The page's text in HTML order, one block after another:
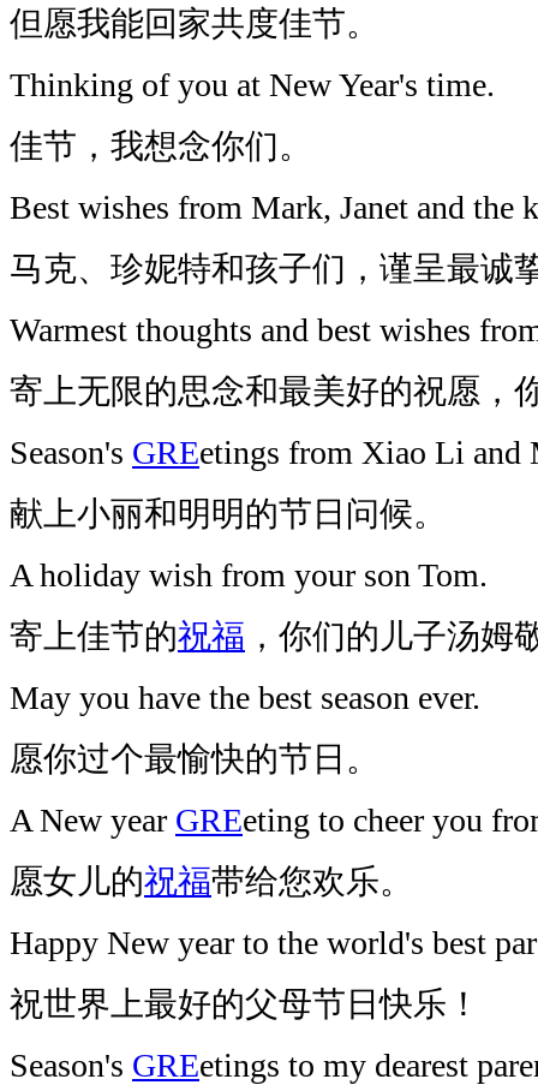
但愿我能回家共度佳节。
Thinking of you at New Year's time.
佳节，我想念你们。
Best wishes from Mark, Janet and the
马克、珍妮特和孩子们，谨呈最诚
Warmest thoughts and best wishes
寄上无限的思念和最美好的祝愿，
Season's GREetings from Xiao Li
献上小丽和明明的节日问候。
A holiday wish from your son Tom.
寄上佳节的祝福 ，你们的儿子汤姆
May you have the best season ever.
愿你过个最愉快的节日。
A New year GREeting to cheer you
愿女儿的祝福带给您欢乐。
Happy New year to the world's best
祝世界上最好的父母节日快乐！
Season's GREetings to my dearest